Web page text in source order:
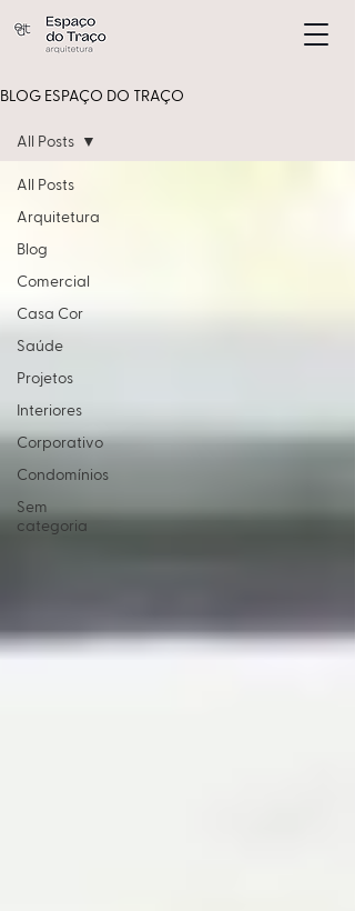
BLOG ESPAÇO DO TRAÇO
All Posts
Arquitetura
Blog
Comercial
Casa Cor
Saúde
Projetos
Interiores
Corporativo
Condomínios
Sem
categoria
All Posts